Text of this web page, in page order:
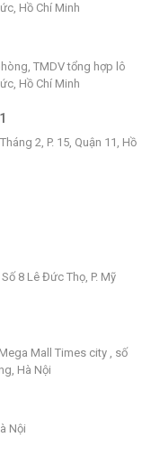
Hồ Chí Minh
TMDV tổng hợp lô
Hồ Chí Minh
2, P. 15, Quận 11, Hồ
8 Lê Đức Thọ, P. Mỹ
Mall Times city , số
Hà Nội
Nội